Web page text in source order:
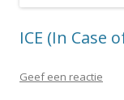
ICE (In Case
Geef een reactie